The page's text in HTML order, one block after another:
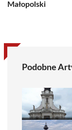
Małopolski
Podobne